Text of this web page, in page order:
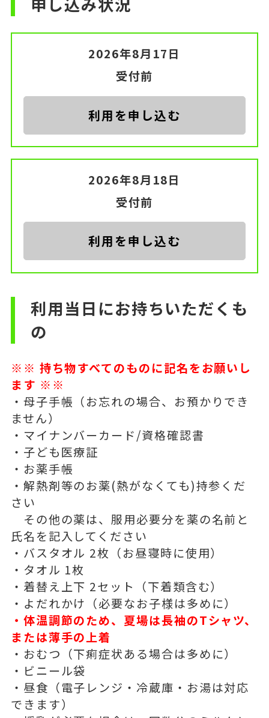
2026年8月17日
受付前
利用を申し込む
2026年8月18日
受付前
利用を申し込む
利用当日にお持ちいただくも
の
※※ 持ち物すべてのものに記名をお願いし
ます ※※
・母子手帳（お忘れの場合、お預かりでき
ません）
・マイナンバーカード/資格確認書
・子ども医療証
・お薬手帳
・解熱剤等のお薬(熱がなくても)持参くだ
さい
その他の薬は、服用必要分を薬の名前と
氏名を記入してください
・バスタオル 2枚（お昼寝時に使用）
・タオル 1枚
・着替え上下 2セット（下着類含む）
・よだれかけ（必要なお子様は多めに）
・体温調節のため、夏場は長袖のTシャツ、
または薄手の上着
・おむつ（下痢症状ある場合は多めに）
・ビニール袋
・昼食（電子レンジ・冷蔵庫・お湯は対応
できます）